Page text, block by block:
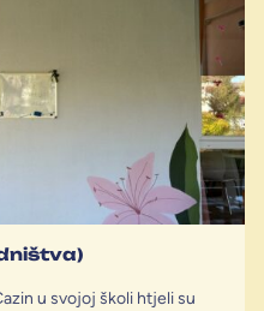
u svojoj školi htjeli su